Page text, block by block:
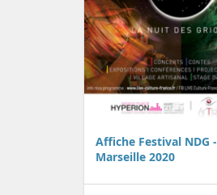
Affiche Festival NDG -
Marseille 2020